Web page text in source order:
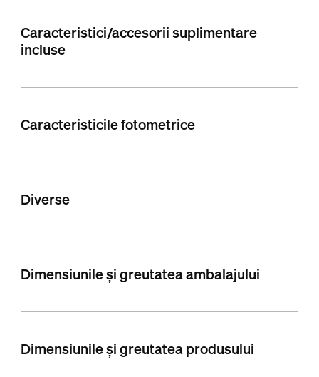
Caracteristici/accesorii suplimentare
incluse
Caracteristicile fotometrice
Diverse
Dimensiunile și greutatea ambalajului
Dimensiunile și greutatea produsului